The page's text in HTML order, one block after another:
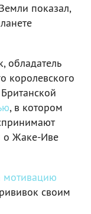
показал,
обладатель
королевского
, в котором
о Жаке-Иве
мотивацию
своим